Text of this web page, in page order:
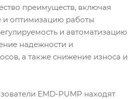
преимуществ, включая
и оптимизацию работы
и автоматизацию
надежности и
а также снижение износа и
EMD-PUMP находят